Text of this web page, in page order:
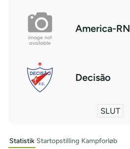
America-RN
Decisão
SLUT
Statistik Startopstilling Kampforløb